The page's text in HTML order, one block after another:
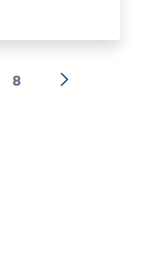
8 Successiva